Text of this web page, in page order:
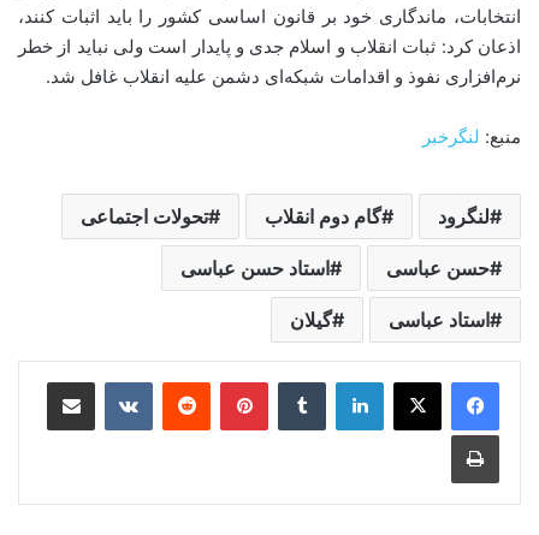
انتخابات، ماندگاری خود بر قانون اساسی کشور را باید اثبات کنند،
اذعان کرد: ثبات انقلاب و اسلام جدی و پایدار است ولی نباید از خطر
نرم‌افزاری نفوذ و اقدامات شبکه‌ای دشمن علیه انقلاب غافل شد.
منبع: لنگرخبر
لنگرود گام دوم انقلاب تحولات اجتماعی
حسن عباسی استاد حسن عباسی
استاد عباسی گیلان
لینکدین ‫تامبلر ‫پین‌ترست‫رددیت ‫VKontakteاشتراک گذاری از طریق ایمیل
چاپ